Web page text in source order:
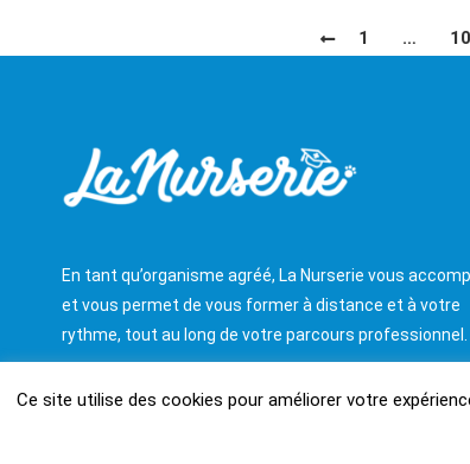
1 … 10
En tant qu’organisme agréé, La Nurserie vous
et vous permet de vous former à distance et à votre
rythme, tout au long de votre parcours professionnel.
Ce site utilise des cookies pour améliorer votre